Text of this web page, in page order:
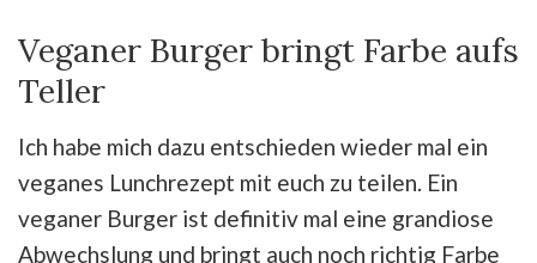
Veganer Burger bringt Farbe aufs
Teller
Ich habe mich dazu entschieden wieder mal ein
veganes Lunchrezept mit euch zu teilen. Ein
veganer Burger ist definitiv mal eine grandiose
Abwechslung und bringt auch noch richtig Farbe